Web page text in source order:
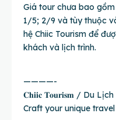
Giá tour chưa bao
1/5; 2/9 và tùy thuộc
hệ Chiic Tourism để
khách và lịch trình.
————-
𝐂𝐡𝐢𝐢𝐜 𝐓𝐨𝐮𝐫𝐢𝐬𝐦 / Du
Craft your unique